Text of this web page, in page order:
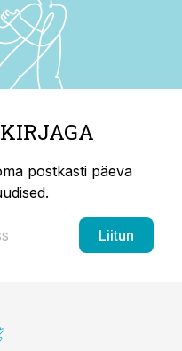
postkasti päeva
Liitun